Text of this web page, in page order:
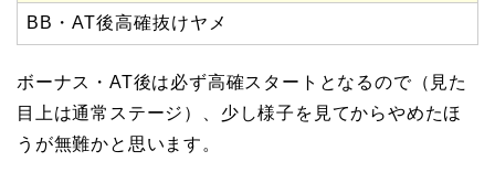
BB・AT後高確抜けヤメ
ボーナス・AT後は必ず高確スタートとなるので（見た
目上は通常ステージ）、少し様子を見てからやめたほ
うが無難かと思います。